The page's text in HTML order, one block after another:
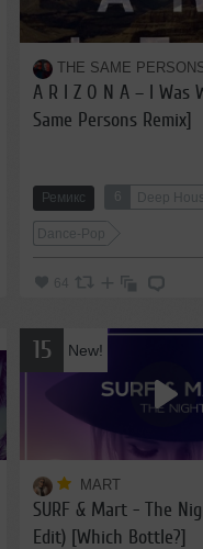
THE SAME
A R I Z O N A – I Was
Same Persons Remix]
Ремикс 6 Deep
Dance-Pop
64
15 New!
MART
SURF & Mart - The
Edit) [Which Bottle?]